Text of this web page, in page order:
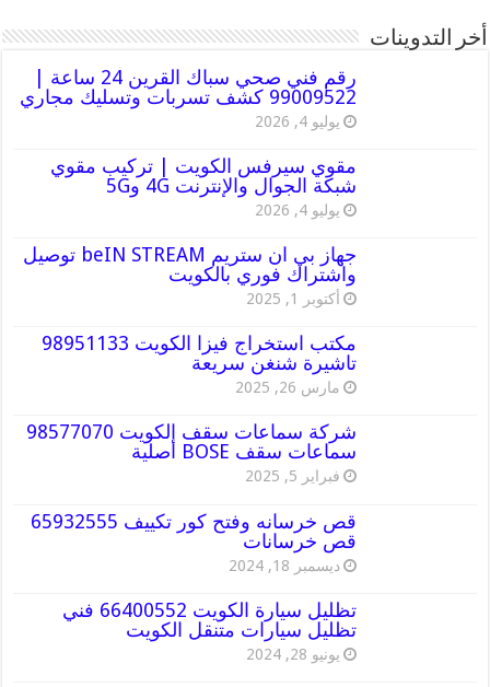
أخر التدوينات
رقم فني صحي سباك القرين 24 ساعة |
99009522 كشف تسربات وتسليك مجاري
يوليو 4, 2026
مقوي سيرفس الكويت | تركيب مقوي
شبكة الجوال والإنترنت 4G و5G
يوليو 4, 2026
جهاز بي ان ستريم beIN STREAM توصيل
واشتراك فوري بالكويت
أكتوبر 1, 2025
مكتب استخراج فيزا الكويت 98951133
تاشيرة شنغن سريعة
مارس 26, 2025
شركة سماعات سقف الكويت 98577070
سماعات سقف BOSE أصلية
فبراير 5, 2025
قص خرسانه وفتح كور تكييف 65932555
قص خرسانات
ديسمبر 18, 2024
تظليل سيارة الكويت 66400552 فني
تظليل سيارات متنقل الكويت
يونيو 28, 2024